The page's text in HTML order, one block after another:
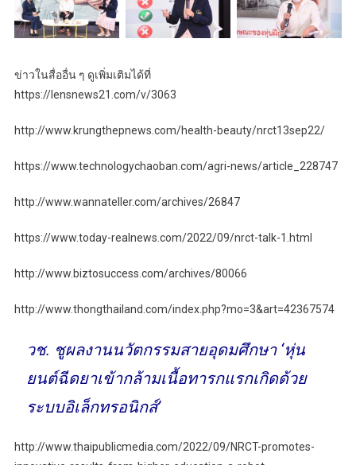
ข่าวในสื่ออื่น ๆ ดูเพิ่มเติมได้ที่
https://lensnews21.com/v/3063
http://www.krungthepnews.com/health-beauty/nrct13sep22/
https://www.technologychaoban.com/agri-news/article_228747
http://www.wannateller.com/archives/26847
https://www.today-realnews.com/2022/09/nrct-talk-1.html
http://www.biztosuccess.com/archives/80066
http://www.thongthailand.com/index.php?mo=3&art=42367574
วช. ชูผลงานนวัตกรรมสายอุดมศึกษา ‘หุ่น
ยนต์ฉีดยาเข้ากล้ามเนื้อทารกแรกเกิดด้วย
ระบบอิเล็กทรอนิกส์’
http://www.thaipublicmedia.com/2022/09/NRCT-promotes-